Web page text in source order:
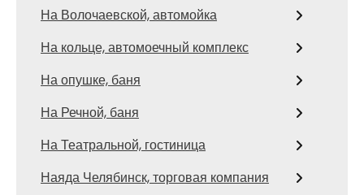
На Волочаевской, автомойка
На кольце, автомоечный комплекс
На опушке, баня
На Речной, баня
На Театральной, гостиница
Наяда Челябинск, торговая компания